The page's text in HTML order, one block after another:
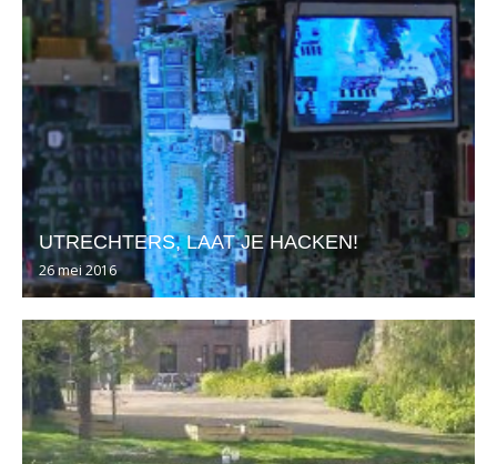
UTRECHTERS, LAAT JE HACKEN!
26 mei 2016